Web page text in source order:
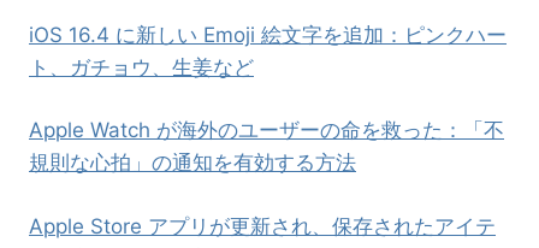
iOS 16.4 に新しい Emoji 絵文字を追加：ピンクハー
ト、ガチョウ、生姜など
Apple Watch が海外のユーザーの命を救った：「不
規則な心拍」の通知を有効する方法
Apple Store アプリが更新され、保存されたアイテ